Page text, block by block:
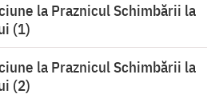
la Praznicul Schimbării la
(1)
la Praznicul Schimbării la
(2)